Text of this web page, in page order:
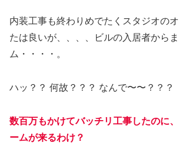
内装工事も終わりめでたくスタジオの
たは良いが、、、、ビルの入居者から
ム・・・・。
ハッ？？ 何故？？？ なんで〜〜？？？
数百万もかけてバッチリ工事したのに
ームが来るわけ？